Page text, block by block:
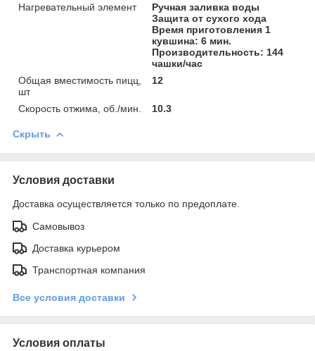
Нагревательный элемент
Ручная заливка воды
Защита от сухого хода
Время приготовления 1
кувшина: 6 мин.
Производительность: 144
чашки/час
Общая вместимость пицц,
шт
12
Скорость отжима, об./мин. 10.3
Скрыть
Условия доставки
Доставка осуществляется только по предоплате.
Самовывоз
Доставка курьером
Транспортная компания
Все условия доставки
Условия оплаты